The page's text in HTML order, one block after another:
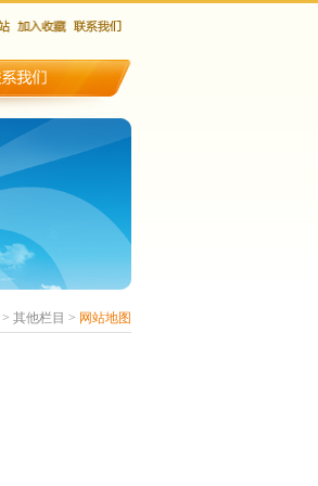
> 其他栏目 > 网站地图